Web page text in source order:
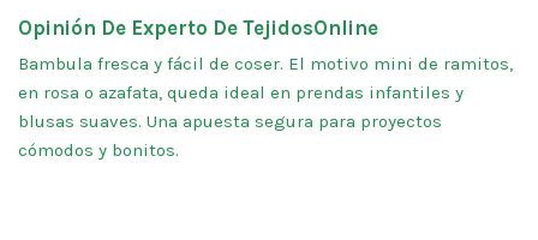
Opinión De Experto De TejidosOnline
Bambula fresca y fácil de coser. El motivo mini de ramitos,
en rosa o azafata, queda ideal en prendas infantiles y
blusas suaves. Una apuesta segura para proyectos
cómodos y bonitos.